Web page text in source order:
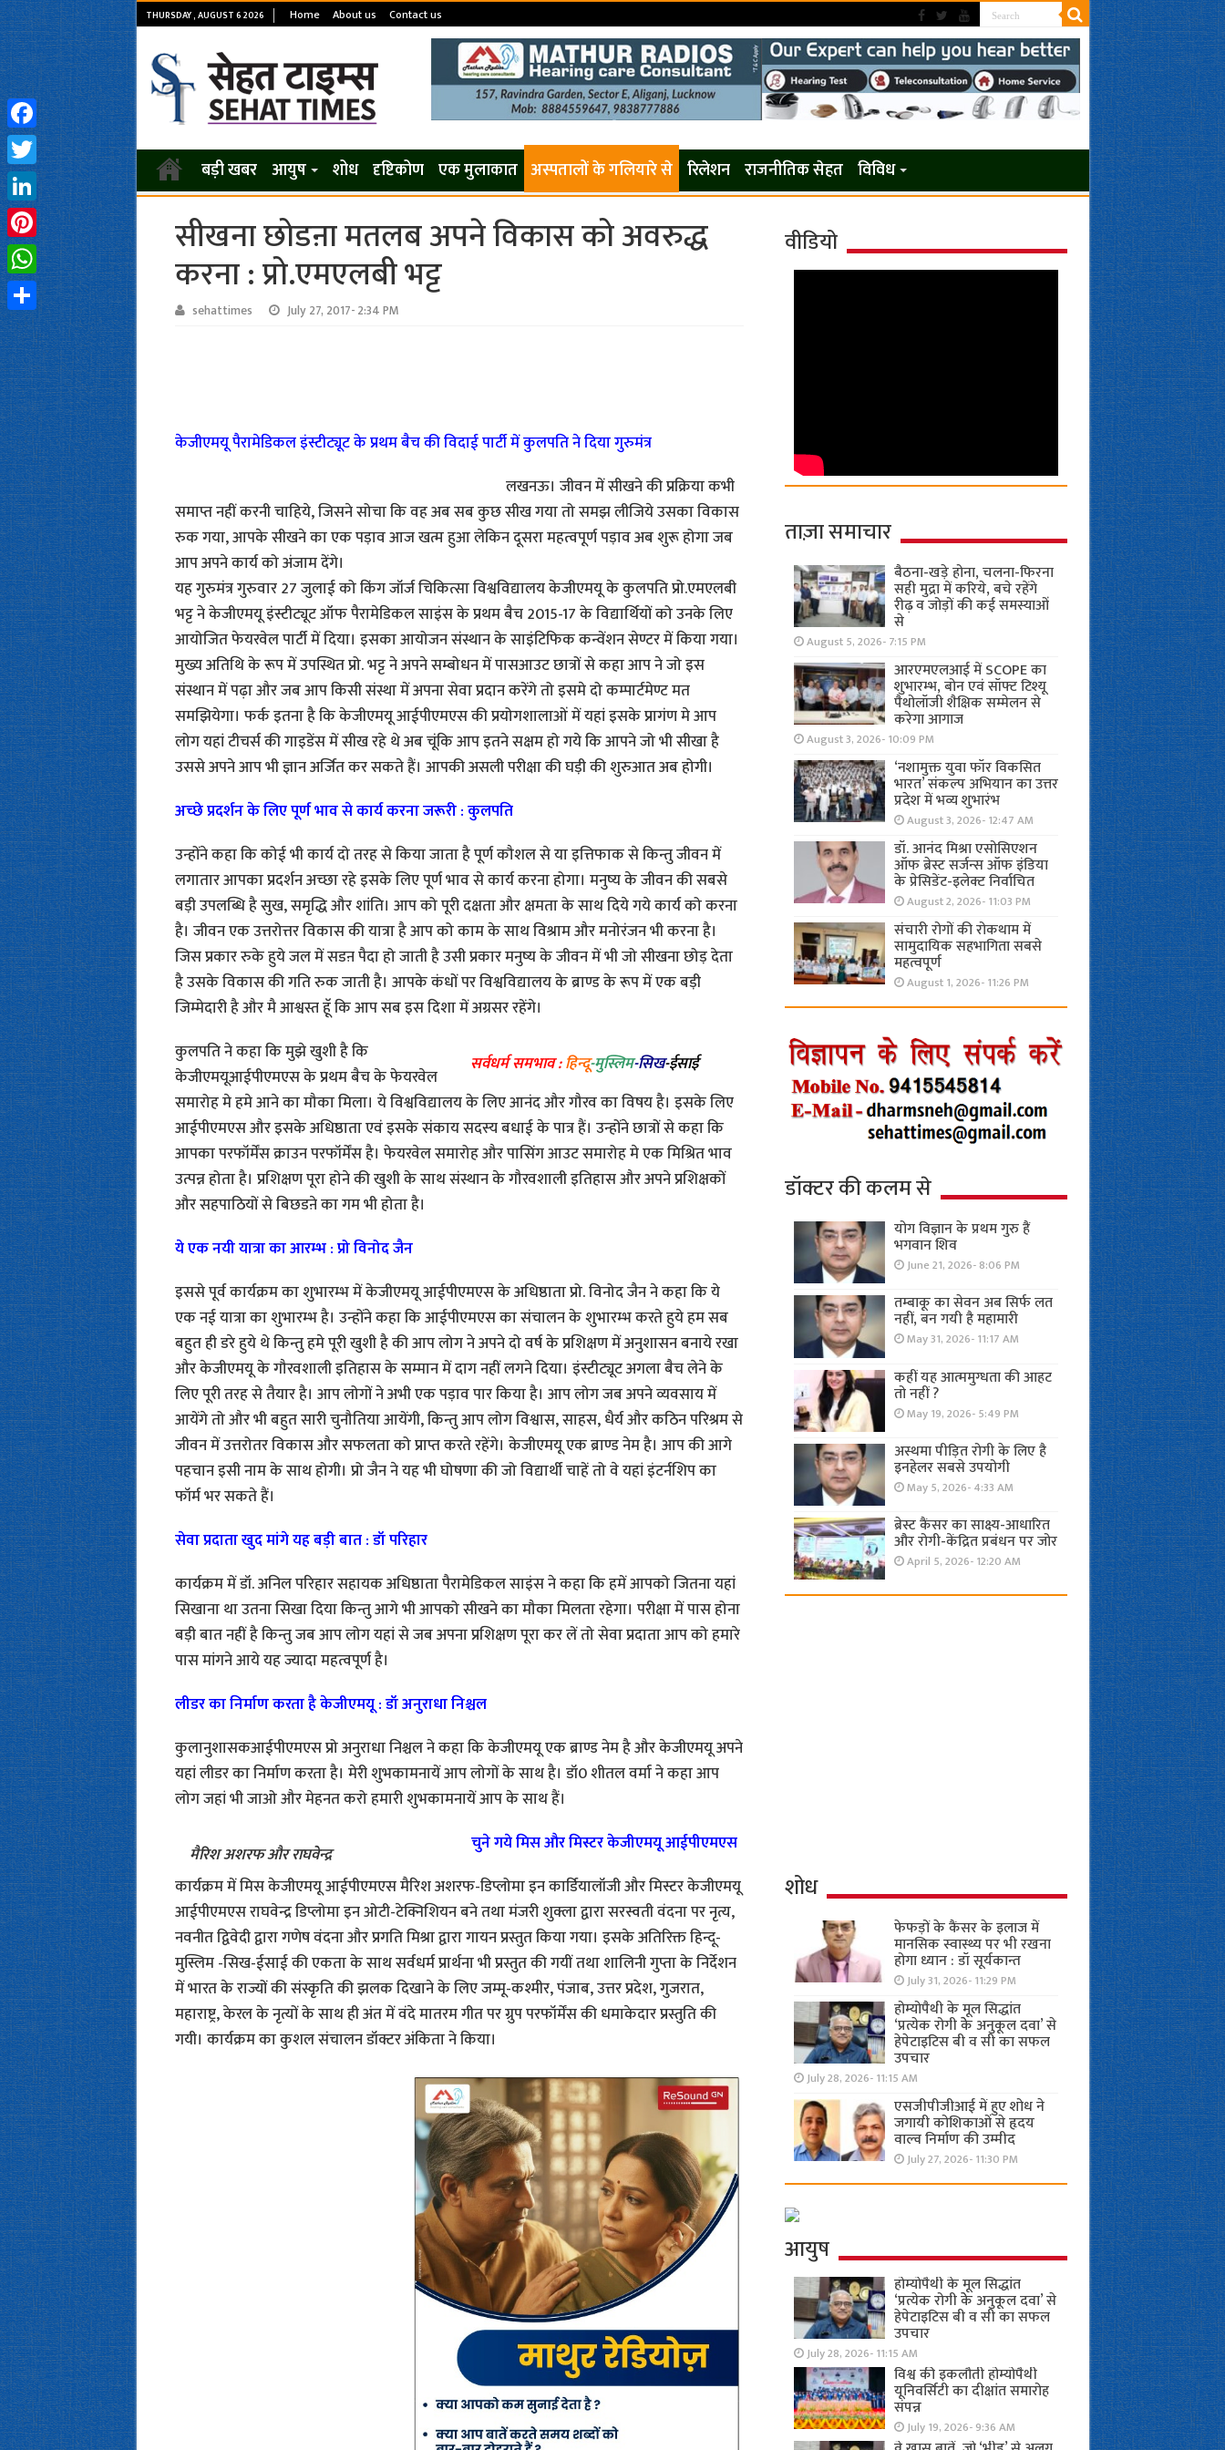
THURSDAY , AUGUST 6 2026 Home About us Contact us
बड़ी खबर आयुष शोध दृष्टिकोण एक मुलाकात अस्पतालों के गलियारे से रिलेशन राजनीतिक सेहत विविध
सीखना छोडऩा मतलब अपने विकास को अवरुद्ध
करना : प्रो.एमएलबी भट्ट
sehattimes July 27, 2017- 2:34 PM
केजीएमयू पैरामेडिकल इंस्टीट्यूट के प्रथम बैच की विदाई पार्टी में कुलपति ने दिया गुरुमंत्र
लखनऊ। जीवन में सीखने की प्रक्रिया कभी
समाप्त नहीं करनी चाहिये, जिसने सोचा कि वह अब सब कुछ सीख गया तो समझ लीजिये उसका विकास
रुक गया, आपके सीखने का एक पड़ाव आज खत्म हुआ लेकिन दूसरा महत्वपूर्ण पड़ाव अब शुरू होगा जब
आप अपने कार्य को अंजाम देंगे।
यह गुरुमंत्र गुरुवार 27 जुलाई को किंग जॉर्ज चिकित्सा विश्वविद्यालय केजीएमयू के कुलपति प्रो.एमएलबी
भट्ट ने केजीएमयू इंस्टीट्यूट ऑफ पैरामेडिकल साइंस के प्रथम बैच 2015-17 के विद्यार्थियों को उनके लिए
आयोजित फेयरवेल पार्टी में दिया। इसका आयोजन संस्थान के साइंटिफिक कन्वेंशन सेण्टर में किया गया।
मुख्य अतिथि के रूप में उपस्थित प्रो. भट्ट ने अपने सम्बोधन में पासआउट छात्रों से कहा आप ने जो इस
संस्थान में पढ़ा और जब आप किसी संस्था में अपना सेवा प्रदान करेंगे तो इसमे दो कम्पार्टमेण्ट मत
समझियेगा। फर्क इतना है कि केजीएमयू आईपीएमएस की प्रयोगशालाओं में यहां इसके प्रागंण मे आप
लोग यहां टीचर्स की गाइडेंस में सीख रहे थे अब चूंकि आप इतने सक्षम हो गये कि आपने जो भी सीखा है
उससे अपने आप भी ज्ञान अर्जित कर सकते हैं। आपकी असली परीक्षा की घड़ी की शुरुआत अब होगी।
अच्छे प्रदर्शन के लिए पूर्ण भाव से कार्य करना जरूरी : कुलपति
उन्होंने कहा कि कोई भी कार्य दो तरह से किया जाता है पूर्ण कौशल से या इत्तिफाक से किन्तु जीवन में
लगातार आपका प्रदर्शन अच्छा रहे इसके लिए पूर्ण भाव से कार्य करना होगा। मनुष्य के जीवन की सबसे
बड़ी उपलब्धि है सुख, समृद्धि और शांति। आप को पूरी दक्षता और क्षमता के साथ दिये गये कार्य को करना
है। जीवन एक उत्तरोत्तर विकास की यात्रा है आप को काम के साथ विश्राम और मनोरंजन भी करना है।
जिस प्रकार रुके हुये जल में सडऩ पैदा हो जाती है उसी प्रकार मनुष्य के जीवन में भी जो सीखना छोड़ देता
है उसके विकास की गति रुक जाती है। आपके कंधों पर विश्वविद्यालय के ब्राण्ड के रूप में एक बड़ी
जिम्मेदारी है और मै आश्वस्त हूॅ कि आप सब इस दिशा में अग्रसर रहेंगे।
सर्वधर्म समभाव :हिन्दू-मुस्लिम-सिख-ईसाई
कुलपति ने कहा कि मुझे खुशी है कि
केजीएमयूआईपीएमएस के प्रथम बैच के फेयरवेल
समारोह मे हमे आने का मौका मिला। ये विश्वविद्यालय के लिए आनंद और गौरव का विषय है। इसके लिए
आईपीएमएस और इसके अधिष्ठाता एवं इसके संकाय सदस्य बधाई के पात्र हैं। उन्होंने छात्रों से कहा कि
आपका परफॉर्मेंस क्राउन परफॉर्मेंस है। फेयरवेल समारोह और पासिंग आउट समारोह मे एक मिश्रित भाव
उत्पन्न होता है। प्रशिक्षण पूरा होने की खुशी के साथ संस्थान के गौरवशाली इतिहास और अपने प्रशिक्षकों
और सहपाठियों से बिछडऩे का गम भी होता है।
ये एक नयी यात्रा का आरम्भ : प्रो विनोद जैन
इससे पूर्व कार्यक्रम का शुभारम्भ में केजीएमयू आईपीएमएस के अधिष्ठाता प्रो. विनोद जैन ने कहा कि ये
एक नई यात्रा का शुभारम्भ है। उन्होंने कहा कि आईपीएमएस का संचालन के शुभारम्भ करते हुये हम सब
बहुत ही डरे हुये थे किन्तु हमे पूरी खुशी है की आप लोग ने अपने दो वर्ष के प्रशिक्षण में अनुशासन बनाये रखा
और केजीएमयू के गौरवशाली इतिहास के सम्मान में दाग नहीं लगने दिया। इंस्टीट्यूट अगला बैच लेने के
लिए पूरी तरह से तैयार है। आप लोगों ने अभी एक पड़ाव पार किया है। आप लोग जब अपने व्यवसाय में
आयेंगे तो और भी बहुत सारी चुनौतिया आयेंगी, किन्तु आप लोग विश्वास, साहस, धैर्य और कठिन परिश्रम से
जीवन में उत्तरोतर विकास और सफलता को प्राप्त करते रहेंगे। केजीएमयू एक ब्राण्ड नेम है। आप की आगे
पहचान इसी नाम के साथ होगी। प्रो जैन ने यह भी घोषणा की जो विद्यार्थी चाहें तो वे यहां इंटर्नशिप का
फॉर्म भर सकते हैं।
सेवा प्रदाता खुद मांगे यह बड़ी बात : डॉ परिहार
कार्यक्रम में डॉ. अनिल परिहार सहायक अधिष्ठाता पैरामेडिकल साइंस ने कहा कि हमें आपको जितना यहां
सिखाना था उतना सिखा दिया किन्तु आगे भी आपको सीखने का मौका मिलता रहेगा। परीक्षा में पास होना
बड़ी बात नहीं है किन्तु जब आप लोग यहां से जब अपना प्रशिक्षण पूरा कर लें तो सेवा प्रदाता आप को हमारे
पास मांगने आये यह ज्यादा महत्वपूर्ण है।
लीडर का निर्माण करता है केजीएमयू : डॉ अनुराधा निश्चल
कुलानुशासकआईपीएमएस प्रो अनुराधा निश्चल ने कहा कि केजीएमयू एक ब्राण्ड नेम है और केजीएमयू अपने
यहां लीडर का निर्माण करता है। मेरी शुभकामनायें आप लोगों के साथ है। डॉ0 शीतल वर्मा ने कहा आप
लोग जहां भी जाओ और मेहनत करो हमारी शुभकामनायें आप के साथ हैं।
मैरिश अशरफ और राघवेन्द्र
चुने गये मिस और मिस्टर केजीएमयू आईपीएमएस
कार्यक्रम में मिस केजीएमयू आईपीएमएस मैरिश अशरफ-डिप्लोमा इन कार्डियालॉजी और मिस्टर केजीएमयू
आईपीएमएस राघवेन्द्र डिप्लोमा इन ओटी-टेक्निशियन बने तथा मंजरी शुक्ला द्वारा सरस्वती वंदना पर नृत्य,
नवनीत द्विवेदी द्वारा गणेष वंदना और प्रगति मिश्रा द्वारा गायन प्रस्तुत किया गया। इसके अतिरिक्त हिन्दू-
मुस्लिम -सिख-ईसाई की एकता के साथ सर्वधर्म प्रार्थना भी प्रस्तुत की गयीं तथा शालिनी गुप्ता के निर्देशन
में भारत के राज्यों की संस्कृति की झलक दिखाने के लिए जम्मू-कश्मीर, पंजाब, उत्तर प्रदेश, गुजरात,
महाराष्ट्र, केरल के नृत्यों के साथ ही अंत में वंदे मातरम गीत पर ग्रुप परफॉर्मेंस की धमाकेदार प्रस्तुति की
गयी। कार्यक्रम का कुशल संचालन डॉक्टर अंकिता ने किया।
वीडियो
ताज़ा समाचार
बैठना-खड़े होना, चलना-फिरना
सही मुद्रा में करिये, बचे रहेंगे
रीढ़ व जोड़ों की कई समस्याओं
से
August 5, 2026- 7:15 PM
आरएमएलआई में SCOPE का
शुभारम्भ, बोन एवं सॉफ्ट टिश्यू
पैथोलॉजी शैक्षिक सम्मेलन से
करेगा आगाज
August 3, 2026- 10:09 PM
‘नशामुक्त युवा फॉर विकसित
भारत’ संकल्प अभियान का उत्तर
प्रदेश में भव्य शुभारंभ
August 3, 2026- 12:47 AM
डॉ. आनंद मिश्रा एसोसिएशन
ऑफ ब्रेस्ट सर्जन्स ऑफ इंडिया
के प्रेसिडेंट-इलेक्ट निर्वाचित
August 2, 2026- 11:03 PM
संचारी रोगों की रोकथाम में
सामुदायिक सहभागिता सबसे
महत्वपूर्ण
August 1, 2026- 11:26 PM
डॉक्टर की कलम से
योग विज्ञान के प्रथम गुरु हैं
भगवान शिव
June 21, 2026- 8:06 PM
तम्बाकू का सेवन अब सिर्फ लत
नहीं, बन गयी है महामारी
May 31, 2026- 11:17 AM
कहीं यह आत्ममुग्धता की आहट
तो नहीं ?
May 19, 2026- 5:49 PM
अस्थमा पीड़ित रोगी के लिए है
इनहेलर सबसे उपयोगी
May 5, 2026- 4:33 AM
ब्रेस्ट कैंसर का साक्ष्य-आधारित
और रोगी-केंद्रित प्रबंधन पर जोर
April 5, 2026- 12:20 AM
शोध
फेफड़ों के कैंसर के इलाज में
मानसिक स्वास्थ्य पर भी रखना
होगा ध्यान : डॉ सूर्यकान्त
July 31, 2026- 11:29 PM
होम्योपैथी के मूल सिद्धांत
‘प्रत्येक रोगी केे अनुकूल दवा’ से
हेपेटाइटिस बी व सी का सफल
उपचार
July 28, 2026- 11:15 AM
एसजीपीजीआई में हुए शोध ने
जगायी कोशिकाओं से हृदय
वाल्व निर्माण की उम्मीद
July 27, 2026- 11:30 PM
आयुष
होम्योपैथी के मूल सिद्धांत
‘प्रत्येक रोगी केे अनुकूल दवा’ से
हेपेटाइटिस बी व सी का सफल
उपचार
July 28, 2026- 11:15 AM
विश्व की इकलौती होम्योपैथी
यूनिवर्सिटी का दीक्षांत समारोह
संपन्न
July 19, 2026- 9:36 AM
Facebook
Twitter
LinkedIn
Pinterest
WhatsApp
Share